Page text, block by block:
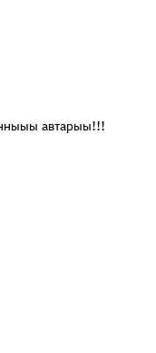
автарыы!!!